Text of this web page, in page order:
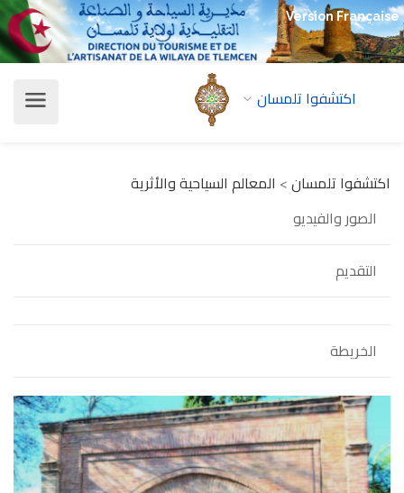
Version Française
اكتشفوا تلمسان
اكتشفوا تلمسان> المعالم السياحية والأثرية
الصور والفيديو
التقديم
الخريطة